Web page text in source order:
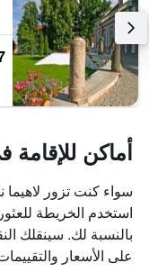
أماكن للإقامة
سواء كنت تزور لاهيما
استخدم الخريطة
بالنسبة لك. سينقلك
على الأسعار